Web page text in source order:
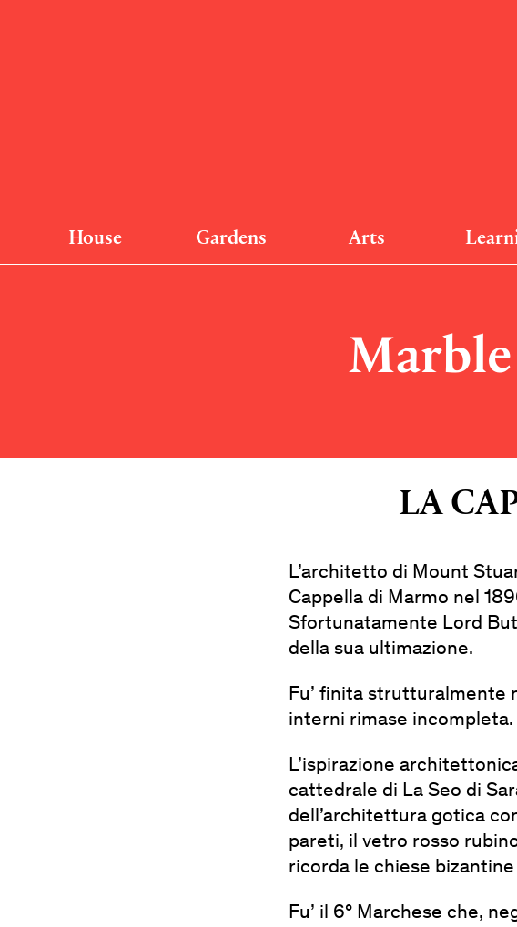
House Gardens Arts
LA
L’architetto di Mount
Cappella di Marmo nel
Sfortunatamente Lord
della sua ultimazione.
Fu’ finita strutturalmente
interni rimase incompleta.
L’ispirazione
cattedrale di La Seo di
dell’architettura gotica
pareti, il vetro rosso
ricorda le chiese
Fu’ il 6° Marchese che,